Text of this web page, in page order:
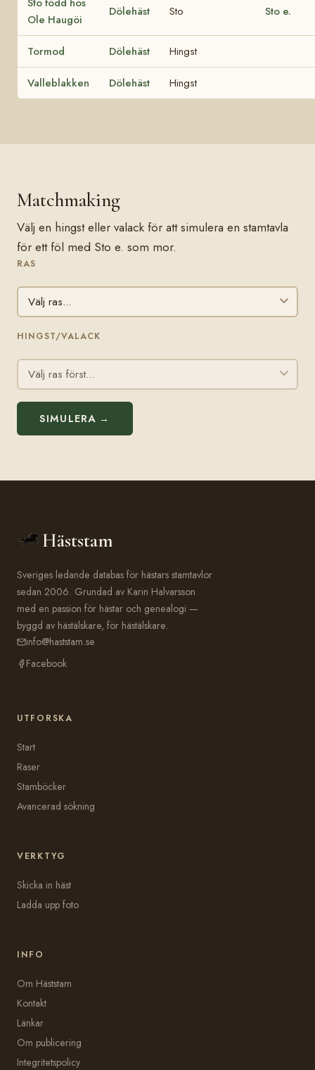
Ole Haugöi
Dölehäst Sto Sto e.
Tormod Dölehäst Hingst
Valleblakken Dölehäst Hingst
Matchmaking
Välj en hingst eller valack för att simulera en stamtavla
för ett föl med Sto e. som mor.
RAS
HINGST/VALACK
SIMULERA →
Häststam
Sveriges ledande databas för hästars stamtavlor
sedan 2006. Grundad av Karin Halvarsson
med en passion för hästar och genealogi —
byggd av hästälskare, för hästälskare.
info@haststam.se
Facebook
UTFORSKA
Start
Raser
Stamböcker
Avancerad sökning
VERKTYG
Skicka in häst
Ladda upp foto
INFO
Om Häststam
Kontakt
Länkar
Om publicering
Integritetspolicy